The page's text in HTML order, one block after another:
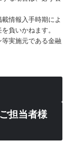
情報入手時期によ
負いかねます。
実施元である金融
担当者様